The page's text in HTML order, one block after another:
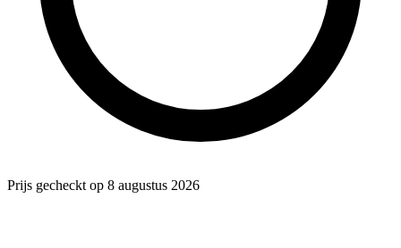
Prijs gecheckt op 8 augustus 2026